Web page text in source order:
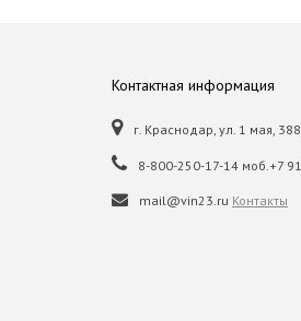
Контактная информация
г. Краснодар, ул. 1 мая, 388
8-800-250-17-14 моб.+7
mail@vin23.ru Контакты